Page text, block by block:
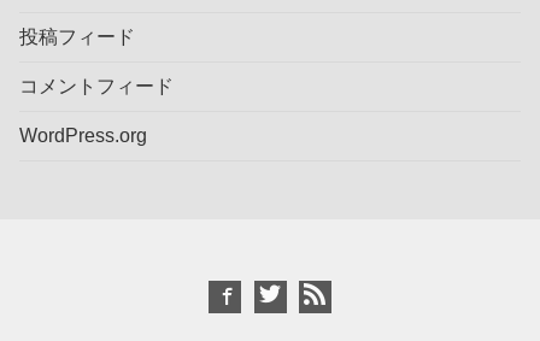
投稿フィード
コメントフィード
WordPress.org